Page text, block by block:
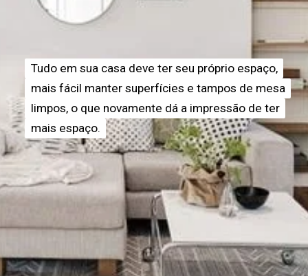
Tudo em sua casa deve ter seu próprio espaço,
mais fácil manter superfícies e tampos de mesa
limpos, o que novamente dá a impressão de ter
mais espaço.
Tudo em sua casa deve ter seu próprio espaço,
mais fácil manter superfícies e tampos de mesa
limpos, o que novamente dá a impressão de ter
mais espaço.